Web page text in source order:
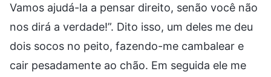
Vamos ajudá-la a pensar direito, senão você não
nos dirá a verdade!”. Dito isso, um deles me deu
dois socos no peito, fazendo-me cambalear e
cair pesadamente ao chão. Em seguida ele me